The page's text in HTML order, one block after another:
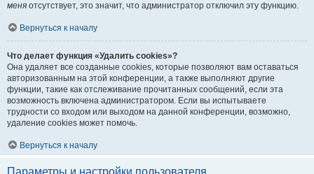
меня отсутствует, это значит, что администратор отключил эту функцию.
Вернуться к началу
Что делает функция «Удалить cookies»?
Она удаляет все созданные cookies, которые позволяют вам оставаться
авторизованным на этой конференции, а также выполняют другие
функции, такие как отслеживание прочитанных сообщений, если эта
возможность включена администратором. Если вы испытываете
трудности со входом или выходом на данной конференции, возможно,
удаление cookies может помочь.
Вернуться к началу
Параметры и настройки пользователя